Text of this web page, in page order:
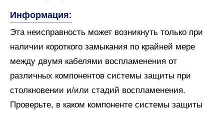
Информация:
Эта неисправность может возникнуть только при
наличии короткого замыкания по крайней мере
между двумя кабелями воспламенения от
различных компонентов системы защиты при
столкновении и/или стадий воспламенения.
Проверьте, в каком компоненте системы защиты